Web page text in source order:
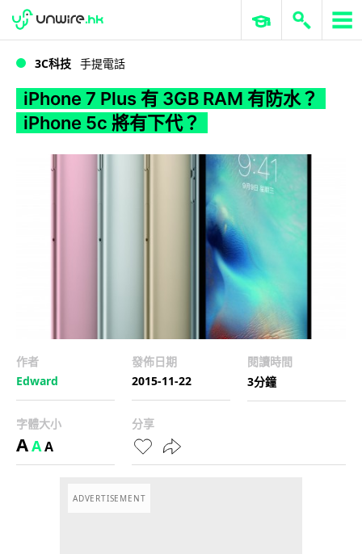
WWDC 2026 ERP 與商業 AI
3C科技 手提電話
iPhone 7 Plus 有 3GB RAM 有防水？
iPhone 5c 將有下代？
作者
Edward
發佈日期
2015-11-22
閱讀時間
3分鐘
字體大小
AAA
分享
ADVERTISEMENT